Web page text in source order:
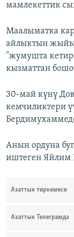
мамлекеттик
Маалыматка
айлыктын
"жумушта
кызматтан
30-май күнү
кемчиликтери
Анын ордуна
иштеген Яйлим
Азаттык тиркемеси
Азаттык Телеграмда